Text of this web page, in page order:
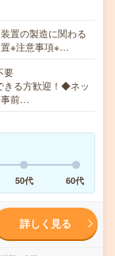
置の製造に関わる
置※注意事項※…
要
る方歓迎！◆ネッ
事前…
50代 60代
詳しく見る